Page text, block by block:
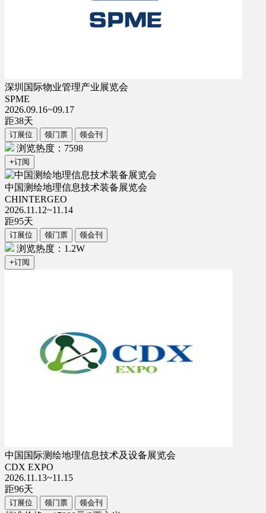
深圳国际物业管理产业展览会
SPME
2026.09.16~09.17
距38天
订展位 领门票 领会刊
浏览热度：7598
+订阅
中国测绘地理信息技术装备展览会
CHINTERGEO
2026.11.12~11.14
距95天
订展位 领门票 领会刊
浏览热度：1.2W
+订阅
中国国际测绘地理信息技术及设备展览会
CDX EXPO
2026.11.13~11.15
距96天
订展位 领门票 领会刊